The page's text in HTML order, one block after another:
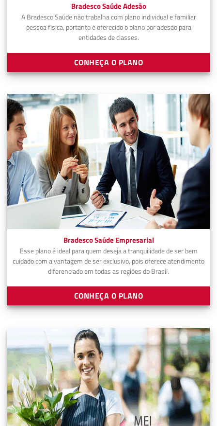
Bradesco Saúde Adesão
A Bradesco Saúde não trabalha com plano individual e familiar
pessoa física, portanto é oferecido o plano por adesão para
entidades de classes.
CONHEÇA O PLANO
Bradesco Saúde Empresarial
Esse plano é ideal para quem deseja a tranquilidade de ser bem
cuidado com a vantagem de ser exclusivo, pois oferece atendimento
diferenciado em todas as regiões do Brasil.
CONHEÇA O PLANO